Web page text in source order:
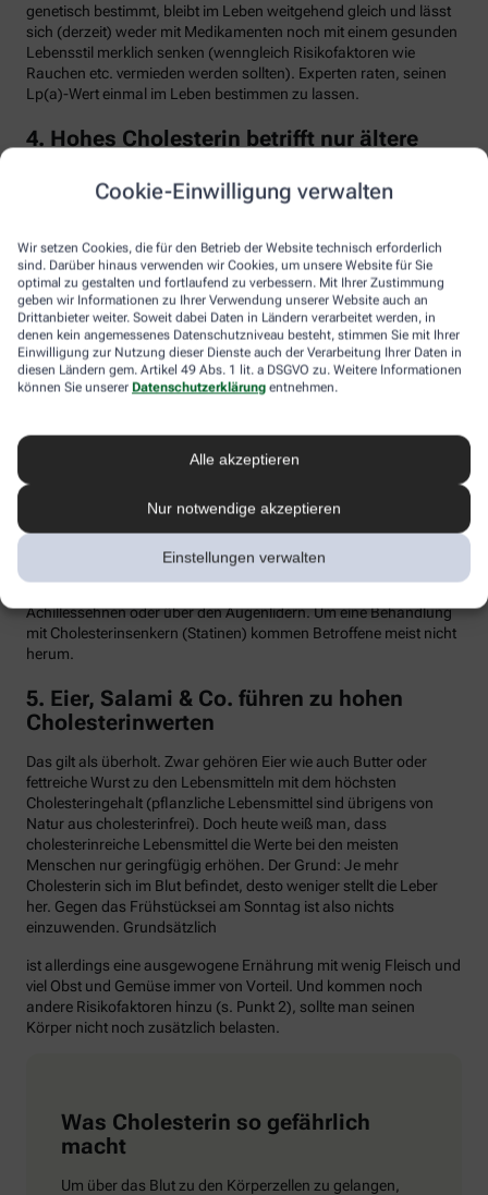
Cookie-Einwilligung verwalten
Wir setzen Cookies, die für den Betrieb der Website technisch erforderlich
sind. Darüber hinaus verwenden wir Cookies, um unsere Website für Sie
optimal zu gestalten und fortlaufend zu verbessern. Mit Ihrer Zustimmung
geben wir Informationen zu Ihrer Verwendung unserer Website auch an
Drittanbieter weiter. Soweit dabei Daten in Ländern verarbeitet werden, in
denen kein angemessenes Datenschutzniveau besteht, stimmen Sie mit Ihrer
Einwilligung zur Nutzung dieser Dienste auch der Verarbeitung Ihrer Daten in
diesen Ländern gem. Artikel 49 Abs. 1 lit. a DSGVO zu. Weitere Informationen
können Sie unserer Datenschutzerklärung entnehmen.
Alle akzeptieren
Nur notwendige akzeptieren
Einstellungen verwalten
genetisch bestimmt, bleibt im Leben weitgehend gleich und lässt
sich (derzeit) weder mit Medikamenten noch mit einem gesunden
Lebensstil merklich senken (wenngleich Risikofaktoren wie
Rauchen etc. vermieden werden sollten). Experten raten, seinen
Lp(a)-Wert einmal im Leben bestimmen zu lassen.
4. Hohes Cholesterin betrifft nur ältere
Falsch. Zwar steigt das Risiko für erhöhte Cholesterinwerte mit
Hypercholesterinämie (FH) haben jedoch schon von Geburt an
erhöhte Blutfettwerte. Bei der erblich bedingten
Stoffwechselerkrankung sammelt sich durch einen Gendefekt
sehr viel LDL-Cholesterin im Blut an (über 190 bis 500 mg/dl) und
lagert sich an den Wänden der Arterien und Venen ab. Betroffene
entwickeln oft schon im jungen Erwachsenenalter eine
Arteriosklerose.
bis zur Menopause durch Hormone besser geschützt, bei ihnen
sind es rund 30 Prozent bis zum Alter von 60 Jahren. Die familiäre
Hypercholesterinämie kommt bei etwa einer von 300 Personen
vor. Sind in der Familie Fälle von frühen Herzinfarkten, Stents oder
Bypass-Operationen bekannt, sollte man sein Cholesterin
dringend überprüfen lassen. Anzeichen können auch gelbliche
Achillessehnen oder über den Augenlidern. Um eine Behandlung
mit Cholesterinsenkern (Statinen) kommen Betroffene meist nicht
herum.
5. Eier, Salami & Co. führen zu hohen
Cholesterinwerten
Das gilt als überholt. Zwar gehören Eier wie auch Butter oder
fettreiche Wurst zu den Lebensmitteln mit dem höchsten
Cholesteringehalt (pflanzliche Lebensmittel sind übrigens von
Natur aus cholesterinfrei). Doch heute weiß man, dass
cholesterinreiche Lebensmittel die Werte bei den meisten
Menschen nur geringfügig erhöhen. Der Grund: Je mehr
Cholesterin sich im Blut befindet, desto weniger stellt die Leber
her. Gegen das Frühstücksei am Sonntag ist also nichts
einzuwenden. Grundsätzlich
ist allerdings eine ausgewogene Ernährung mit wenig Fleisch und
viel Obst und Gemüse immer von Vorteil. Und kommen noch
andere Risikofaktoren hinzu (s. Punkt 2), sollte man seinen
Körper nicht noch zusätzlich belasten.
Was Cholesterin so gefährlich
macht
Um über das Blut zu den Körperzellen zu gelangen,